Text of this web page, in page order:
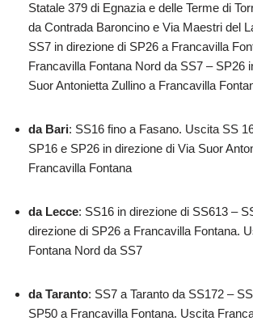
Statale 379 di Egnazia e delle Terme di
da Contrada Baroncino e Via Maestri del
SS7 in direzione di SP26 a Francavilla
Francavilla Fontana Nord da SS7 – SP26
Suor Antonietta Zullino a Francavilla
da Bari: SS16 fino a Fasano. Uscita SS
SP16 e SP26 in direzione di Via Suor
Francavilla Fontana
da Lecce: SS16 in direzione di SS613 –
direzione di SP26 a Francavilla Fontana.
Fontana Nord da SS7
da Taranto: SS7 a Taranto da SS172 –
SP50 a Francavilla Fontana. Uscita